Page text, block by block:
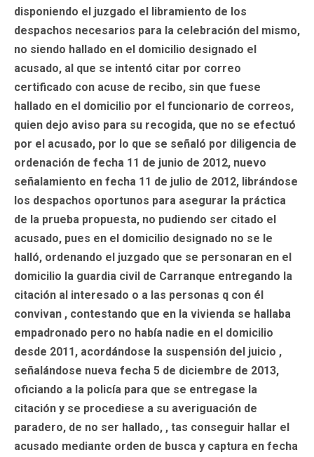
disponiendo el juzgado el libramiento de los
despachos necesarios para la celebración del mismo,
no siendo hallado en el domicilio designado el
acusado, al que se intentó citar por correo
certificado con acuse de recibo, sin que fuese
hallado en el domicilio por el funcionario de correos,
quien dejo aviso para su recogida, que no se efectuó
por el acusado, por lo que se señaló por diligencia de
ordenación de fecha 11 de junio de 2012, nuevo
señalamiento en fecha 11 de julio de 2012, librándose
los despachos oportunos para asegurar la práctica
de la prueba propuesta, no pudiendo ser citado el
acusado, pues en el domicilio designado no se le
halló, ordenando el juzgado que se personaran en el
domicilio la guardia civil de Carranque entregando la
citación al interesado o a las personas q con él
convivan , contestando que en la vivienda se hallaba
empadronado pero no había nadie en el domicilio
desde 2011, acordándose la suspensión del juicio ,
señalándose nueva fecha 5 de diciembre de 2013,
oficiando a la policía para que se entregase la
citación y se procediese a su averiguación de
paradero, de no ser hallado, , tas conseguir hallar el
acusado mediante orden de busca y captura en fecha